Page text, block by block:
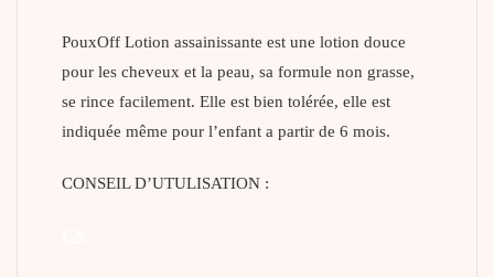
PouxOff Lotion assainissante est une lotion douce
pour les cheveux et la peau, sa formule non grasse,
se rince facilement. Elle est bien tolérée, elle est
indiquée même pour l’enfant a partir de 6 mois.
CONSEIL D’UTULISATION :